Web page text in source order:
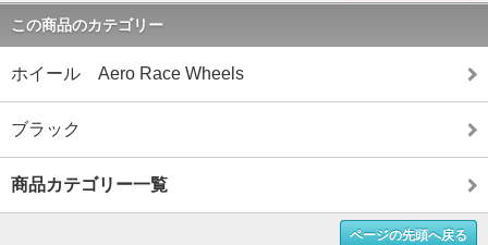
この商品のカテゴリー
ホイール Aero Race Wheels
ブラック
商品カテゴリー一覧
ページの先頭へ戻る